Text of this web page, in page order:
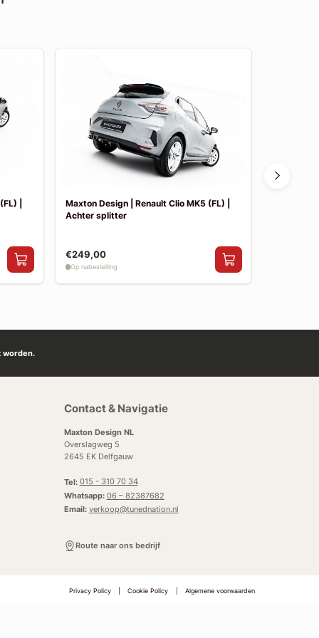
|
Maxton Design | Renault Clio MK5 (FL) |
Achter splitter
€249,00
Op nabestelling
worden.
Contact & Navigatie
Maxton Design NL
Overslagweg 5
2645 EK Delfgauw
Tel: 015 - 310 70 34
Whatsapp: 06 – 82387682
Email: verkoop@tunednation.nl
Route naar ons bedrijf
Privacy Policy Cookie Policy Algemene voorwaarden